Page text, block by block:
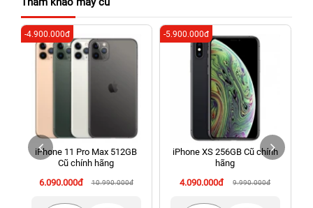
326 Lê Văn Việt, Tăng Nhơn Phú, Hồ Chí Minh (Q.9 TP. Thủ
Đức cũ)
256 Võ Văn Ngân, Thủ Đức, Hồ Chí Minh (Bình Thọ, TP. Thủ
Đức Cũ)
70 Nguyễn An Ninh, Dĩ An, Hồ Chí Minh (Bình Dương Cũ)
24h Vũng Tàu: 162A Ba Cu, Vũng Tàu, Hồ Chí Minh (TP. Vũng
Tàu cũ)
198 Hoàng Văn Thụ, Tân Sơn Nhất, Hồ Chí Minh (Tân Bình
iPhone 11 Pro Max 512GB
Cũ chính hãng
6.090.000đ
10.990.000đ
-4.900.000đ
iPhone XS 256GB Cũ chính
hãng
4.090.000đ
9.990.000đ
-5.900.000đ